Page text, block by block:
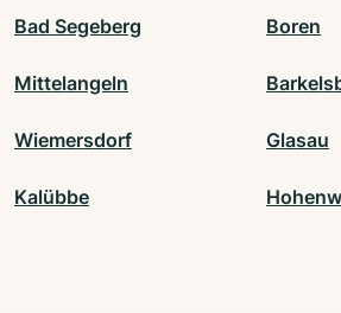
Bad Segeberg Boren
Mittelangeln
Wiemersdorf Glasau
Kalübbe